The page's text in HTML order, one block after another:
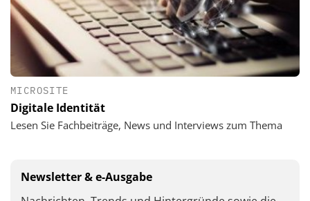
MICROSITE
Digitale Identität
Lesen Sie Fachbeiträge, News und Interviews zum Thema
Newsletter & e-Ausgabe